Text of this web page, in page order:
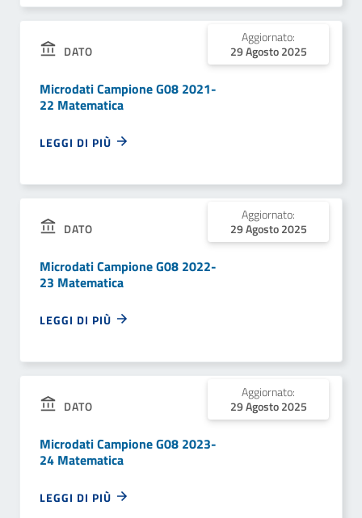
DATO
Aggiornato:
29 Agosto 2025
Microdati Campione G08 2021-
22 Matematica
LEGGI DI PIÙ
DATO
Aggiornato:
29 Agosto 2025
Microdati Campione G08 2022-
23 Matematica
LEGGI DI PIÙ
DATO
Aggiornato:
29 Agosto 2025
Microdati Campione G08 2023-
24 Matematica
LEGGI DI PIÙ